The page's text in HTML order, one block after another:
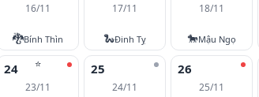
16/11
🐉Bính Thìn
17/11
🐍Đinh Tỵ
18/11
🐎Mậu Ngọ
⭐
24
23/11
25
24/11
26
25/11